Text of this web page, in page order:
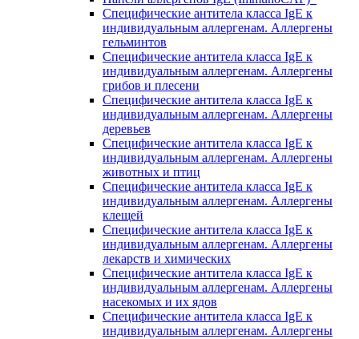
Специфические антитела класса IgE к
индивидуальным аллергенам. Аллергены
гельминтов
Специфические антитела класса IgE к
индивидуальным аллергенам. Аллергены
грибов и плесени
Специфические антитела класса IgE к
индивидуальным аллергенам. Аллергены
деревьев
Специфические антитела класса IgE к
индивидуальным аллергенам. Аллергены
животных и птиц
Специфические антитела класса IgE к
индивидуальным аллергенам. Аллергены
клещей
Специфические антитела класса IgE к
индивидуальным аллергенам. Аллергены
лекарств и химических
Специфические антитела класса IgE к
индивидуальным аллергенам. Аллергены
насекомых и их ядов
Специфические антитела класса IgE к
индивидуальным аллергенам. Аллергены